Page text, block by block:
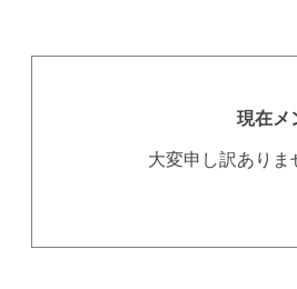
現在メ
大変申し訳あり